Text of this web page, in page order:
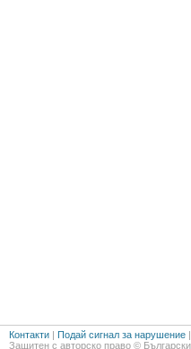
Контакти | Подай сигнал за нарушение |
Защитен с авторско право ©